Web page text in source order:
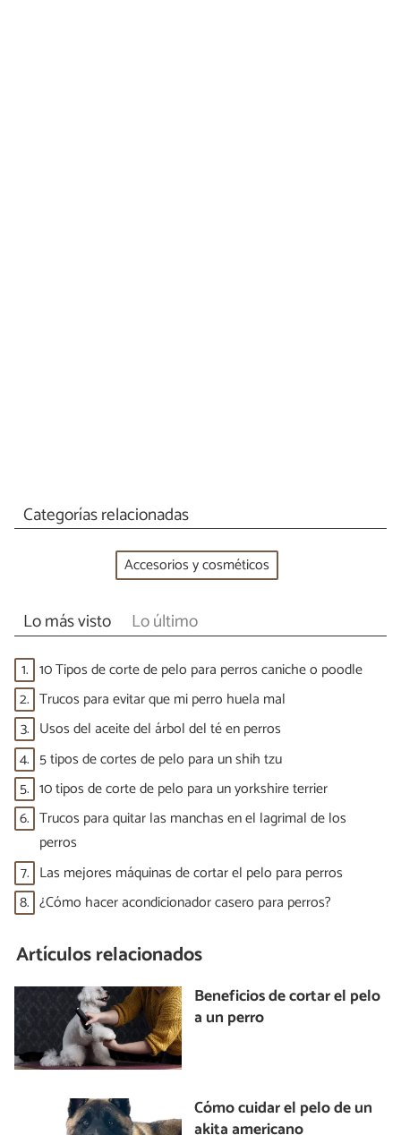
Categorías relacionadas
Accesorios y cosméticos
Lo más visto Lo último
1. 10 Tipos de corte de pelo para perros caniche o poodle
2. Trucos para evitar que mi perro huela mal
3. Usos del aceite del árbol del té en perros
4. 5 tipos de cortes de pelo para un shih tzu
5. 10 tipos de corte de pelo para un yorkshire terrier
6. Trucos para quitar las manchas en el lagrimal de los
perros
7. Las mejores máquinas de cortar el pelo para perros
8. ¿Cómo hacer acondicionador casero para perros?
Artículos relacionados
Beneficios de cortar el pelo
a un perro
Cómo cuidar el pelo de un